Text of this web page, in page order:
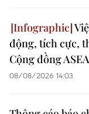
động, tích cực,
Cộng đồng
08/08/2026 14:03